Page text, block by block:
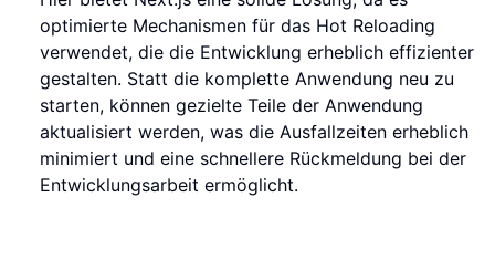
optimierte Mechanismen für das Hot Reloading
verwendet, die die Entwicklung erheblich effizienter
gestalten. Statt die komplette Anwendung neu zu
starten, können gezielte Teile der Anwendung
aktualisiert werden, was die Ausfallzeiten erheblich
minimiert und eine schnellere Rückmeldung bei der
Entwicklungsarbeit ermöglicht.